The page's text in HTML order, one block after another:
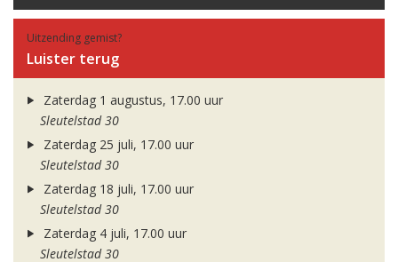
Uitzending gemist?
Luister terug
Zaterdag 1 augustus, 17.00 uur
Sleutelstad 30
Zaterdag 25 juli, 17.00 uur
Sleutelstad 30
Zaterdag 18 juli, 17.00 uur
Sleutelstad 30
Zaterdag 4 juli, 17.00 uur
Sleutelstad 30